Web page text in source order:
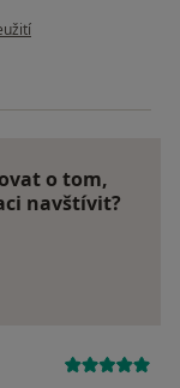
uživatele S.
o tom,
navštívit?